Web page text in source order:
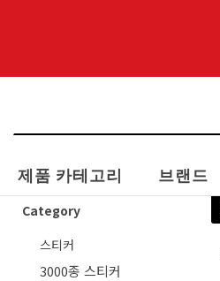
제품 카테고리 브랜드
Category
스티커
3000종 스티커